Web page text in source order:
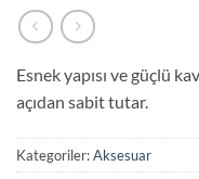
Esnek yapısı ve güçlü
açıdan sabit tutar.
Kategoriler:Aksesuar